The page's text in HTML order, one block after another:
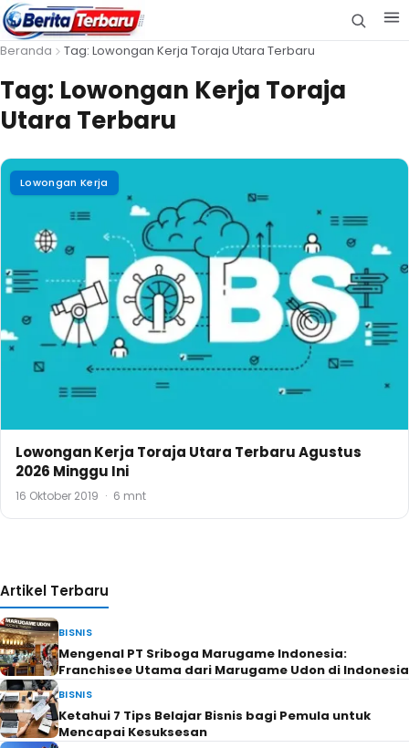
Beranda Tag: Lowongan Kerja Toraja Utara Terbaru
Tag: Lowongan Kerja Toraja
Utara Terbaru
Lowongan Kerja
Lowongan Kerja Toraja Utara Terbaru Agustus
2026 Minggu Ini
16 Oktober 2019 · 6 mnt
Artikel Terbaru
BISNIS
Mengenal PT Sriboga Marugame Indonesia:
Franchisee Utama dari Marugame Udon di Indonesia
BISNIS
Ketahui 7 Tips Belajar Bisnis bagi Pemula untuk
Mencapai Kesuksesan